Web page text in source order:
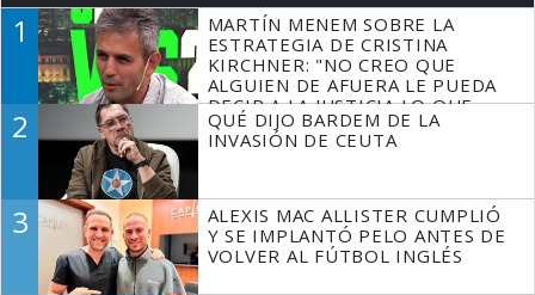
1
MARTÍN MENEM SOBRE LA
ESTRATEGIA DE CRISTINA
KIRCHNER: "NO CREO QUE
ALGUIEN DE AFUERA LE PUEDA
DECIR A LA JUSTICIA LO QUE
TIENE QUE HACER"
2
QUÉ DIJO BARDEM DE LA
INVASIÓN DE CEUTA
3
ALEXIS MAC ALLISTER CUMPLIÓ
Y SE IMPLANTÓ PELO ANTES DE
VOLVER AL FÚTBOL INGLÉS